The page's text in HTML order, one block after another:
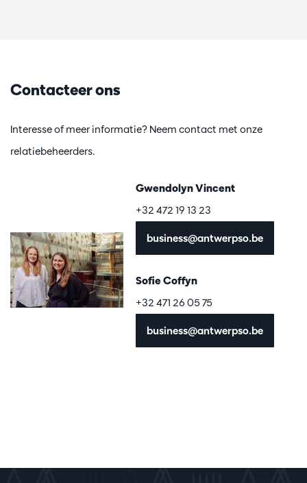
Contacteer ons
Interesse of meer informatie? Neem contact met onze
relatiebeheerders.
Gwendolyn Vincent
+32 472 19 13 23
business@antwerpso.be
Sofie Coffyn
+32 471 26 05 75
business@antwerpso.be